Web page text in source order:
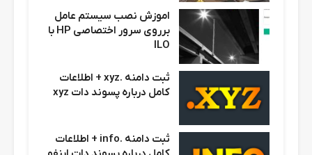
اموزش نصب سیستم عامل
برروی سرور اختصاصی HP با
ILO
ثبت دامنه .xyz + اطلاعات
کامل درباره پسوند دات xyz
ثبت دامنه .info + اطلاعات